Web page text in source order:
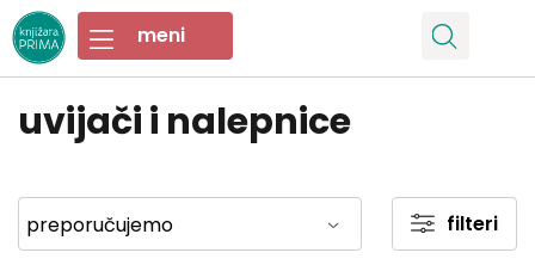
uvijači i nalepnice
filteri